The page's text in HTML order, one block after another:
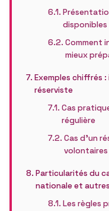
disponibles
Comment
mieux
Exemples chiffrés
réserviste
Cas
régulière
Cas d’un
volontaires
Particularités du
nationale et
Les règles